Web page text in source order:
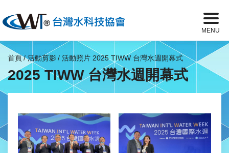
首頁 活動剪影 活動照片 2025 TIWW 台灣水週開幕式
2025 TIWW 台灣水週開幕式